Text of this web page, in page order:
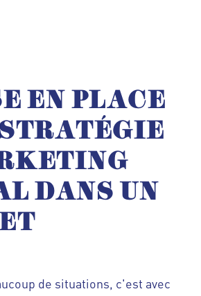
EN PLACE
DANS UN
de situations, c'est avec